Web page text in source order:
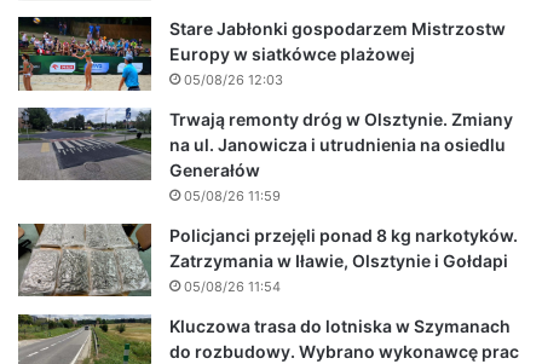
Stare Jabłonki gospodarzem Mistrzostw
Europy w siatkówce plażowej
05/08/26 12:03
Trwają remonty dróg w Olsztynie. Zmiany
na ul. Janowicza i utrudnienia na osiedlu
Generałów
05/08/26 11:59
Policjanci przejęli ponad 8 kg narkotyków.
Zatrzymania w Iławie, Olsztynie i Gołdapi
05/08/26 11:54
Kluczowa trasa do lotniska w Szymanach
do rozbudowy. Wybrano wykonawcę prac